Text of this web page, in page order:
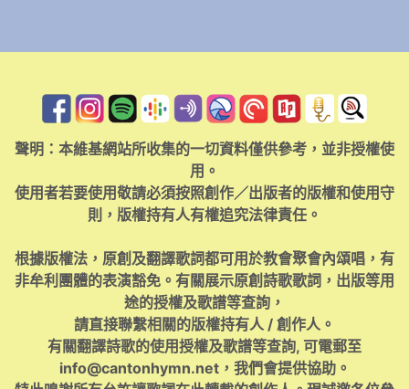
聲明：本維基網站所收集的一切資料僅供參考，並非授權使
用。
使用者若要使用敬請必須按照創作／出版者的版權和使用守
則，版權持有人有權追究法律責任。
根據版權法，原創及翻譯歌詞都可用於教會聚會內頌唱，有
非牟利團體的表演豁免。有關展示原創詩歌歌詞，出版等用
途的授權及歌譜等查詢，
請直接聯繫相關的版權持有人 / 創作人。
有關翻譯詩歌的使用授權及歌譜等查詢, 可電郵至
info@cantonhymn.net，我們會提供協助。